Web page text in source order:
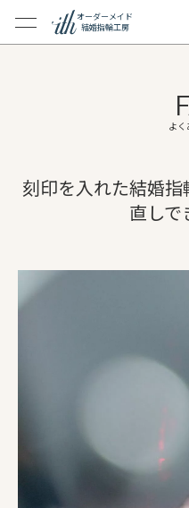
オーダーメイド
結婚指輪工房
よ
刻印を入れた結婚
直しで